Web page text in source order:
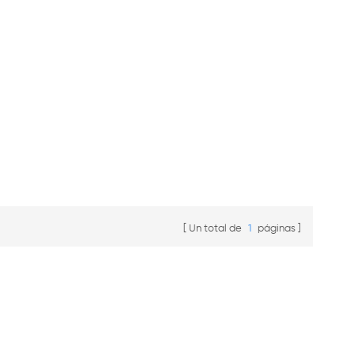
Un total de 1 páginas